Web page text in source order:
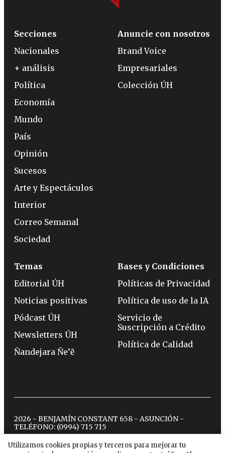
Utilizamos cookies propias y terceros para mejorar tu
Secciones
Nacionales
+ análisis
Política
Economía
Mundo
País
Opinión
Sucesos
Arte y Espectáculos
Interior
Correo Semanal
Sociedad
Anuncie con nosotros
Brand Voice
Empresariales
Colección ÚH
Temas
Editorial ÚH
Noticias positivas
Pódcast ÚH
Newsletters ÚH
Ñandejara Ñe’ẽ
Bases y Condiciones
Políticas de Privacidad
Política de uso de la IA
Servicio de
Suscripción a Crédito
Política de Calidad
2026 - BENJAMÍN CONSTANT 658 - ASUNCIÓN -
TELÉFONO: (0994) 715 715